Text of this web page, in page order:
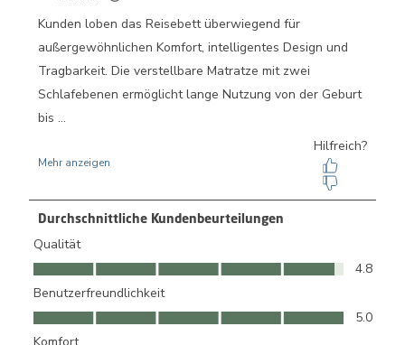
Durchschnittliche Kundenbeurteilungen
Qualität
Qualität, 4.8 von 5
4.8
Benutzerfreundlichkeit
Benutzerfreundlichkeit, 5.0 von 5
5.0